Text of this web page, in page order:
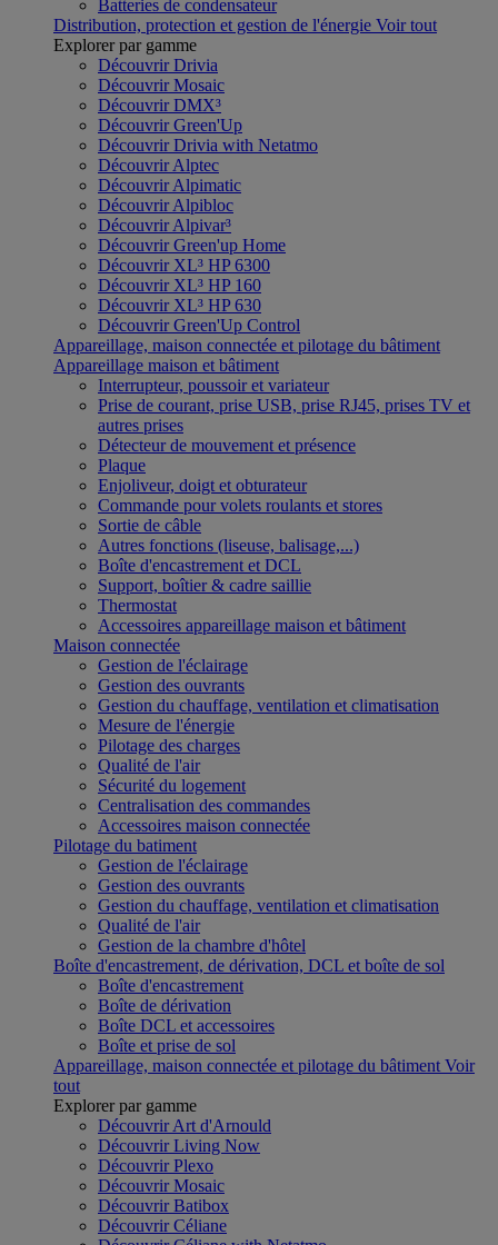
Batteries de condensateur
Distribution, protection et gestion de l'énergie Voir tout
Explorer par gamme
Découvrir Drivia
Découvrir Mosaic
Découvrir DMX³
Découvrir Green'Up
Découvrir Drivia with Netatmo
Découvrir Alptec
Découvrir Alpimatic
Découvrir Alpibloc
Découvrir Alpivar³
Découvrir Green'up Home
Découvrir XL³ HP 6300
Découvrir XL³ HP 160
Découvrir XL³ HP 630
Découvrir Green'Up Control
Appareillage, maison connectée et pilotage du bâtiment
Appareillage maison et bâtiment
Interrupteur, poussoir et variateur
Prise de courant, prise USB, prise RJ45, prises TV et
autres prises
Détecteur de mouvement et présence
Plaque
Enjoliveur, doigt et obturateur
Commande pour volets roulants et stores
Sortie de câble
Autres fonctions (liseuse, balisage,...)
Boîte d'encastrement et DCL
Support, boîtier & cadre saillie
Thermostat
Accessoires appareillage maison et bâtiment
Maison connectée
Gestion de l'éclairage
Gestion des ouvrants
Gestion du chauffage, ventilation et climatisation
Mesure de l'énergie
Pilotage des charges
Qualité de l'air
Sécurité du logement
Centralisation des commandes
Accessoires maison connectée
Pilotage du batiment
Gestion de l'éclairage
Gestion des ouvrants
Gestion du chauffage, ventilation et climatisation
Qualité de l'air
Gestion de la chambre d'hôtel
Boîte d'encastrement, de dérivation, DCL et boîte de sol
Boîte d'encastrement
Boîte de dérivation
Boîte DCL et accessoires
Boîte et prise de sol
Appareillage, maison connectée et pilotage du bâtiment Voir
tout
Explorer par gamme
Découvrir Art d'Arnould
Découvrir Living Now
Découvrir Plexo
Découvrir Mosaic
Découvrir Batibox
Découvrir Céliane